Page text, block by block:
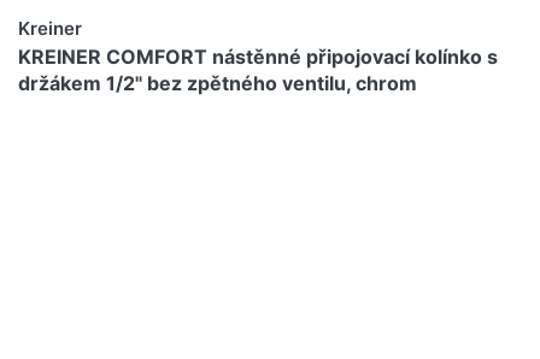
Kreiner
KREINER COMFORT nástěnné připojovací kolínko s
držákem 1/2" bez zpětného ventilu, chrom